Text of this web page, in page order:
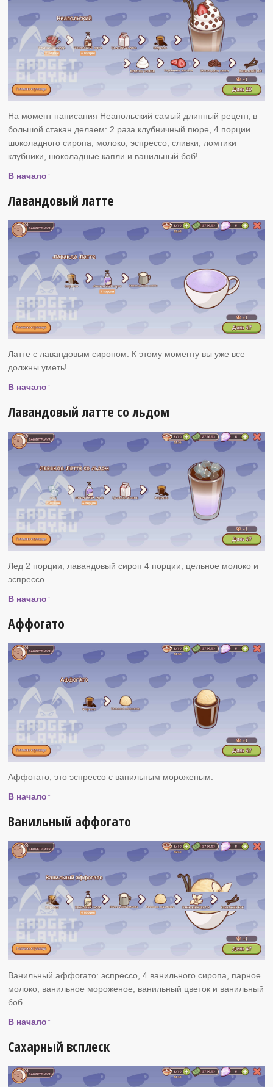
На момент написания Неапольский самый длинный рецепт, в
большой стакан делаем: 2 раза клубничный пюре, 4 порции
шоколадного сиропа, молоко, эспрессо, сливки, ломтики
клубники, шоколадные капли и ванильный боб!
В начало↑
Лавандовый латте
Латте с лавандовым сиропом. К этому моменту вы уже все
должны уметь!
В начало↑
Лавандовый латте со льдом
Лед 2 порции, лавандовый сироп 4 порции, цельное молоко и
эспрессо.
В начало↑
Аффогато
Аффогато, это эспрессо с ванильным мороженым.
В начало↑
Ванильный аффогато
Ванильный аффогато: эспрессо, 4 ванильного сиропа, парное
молоко, ванильное мороженое, ванильный цветок и ванильный
боб.
В начало↑
Сахарный всплеск